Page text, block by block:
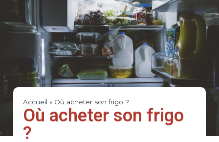
Accueil » Où acheter son frigo ?
Où acheter son frigo
?